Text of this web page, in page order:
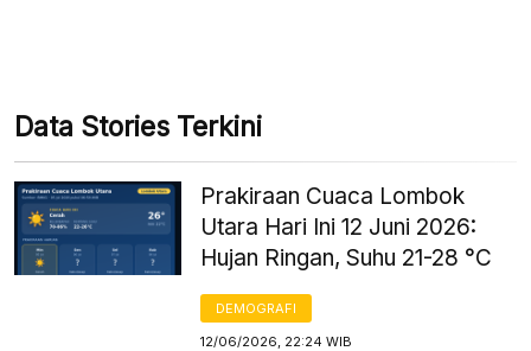
Data Stories Terkini
Prakiraan Cuaca Lombok
Utara Hari Ini 12 Juni 2026:
Hujan Ringan, Suhu 21-28 °C
DEMOGRAFI
12/06/2026, 22:24 WIB